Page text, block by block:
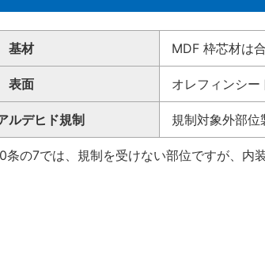
基材 MDF 枠芯材は
表面 オレフィンシー
ルデヒド規制 規制対象外部位
条の7では、規制を受けない部位ですが、